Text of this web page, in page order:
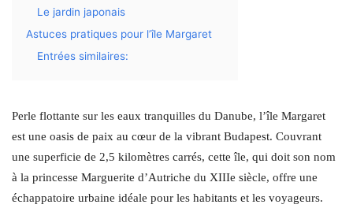
Le jardin japonais
Astuces pratiques pour l’île Margaret
Entrées similaires:
Perle flottante sur les eaux tranquilles du Danube, l’île Margaret
est une oasis de paix au cœur de la vibrant Budapest. Couvrant
une superficie de 2,5 kilomètres carrés, cette île, qui doit son nom
à la princesse Marguerite d’Autriche du XIIIe siècle, offre une
échappatoire urbaine idéale pour les habitants et les voyageurs.